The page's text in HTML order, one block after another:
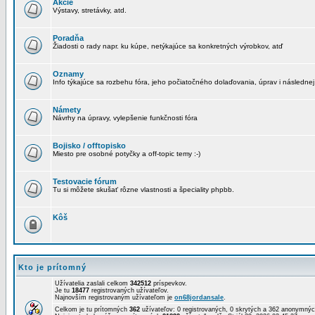
Akcie
Výstavy, stretávky, atd.
Poradňa
Žiadosti o rady napr. ku kúpe, netýkajúce sa konkretných výrobkov, atď
Oznamy
Info týkajúce sa rozbehu fóra, jeho počiatočného dolaďovania, úprav i následnej
Námety
Návrhy na úpravy, vylepšenie funkčnosti fóra
Bojisko / offtopisko
Miesto pre osobné potyčky a off-topic temy :-)
Testovacie fórum
Tu si môžete skušať rôzne vlastnosti a špeciality phpbb.
Kôš
Kto je prítomný
Užívatelia zaslali celkom 342512 príspevkov.
Je tu 18477 registrovaných užívateľov.
Najnovším registrovaným užívateľom je on68jordansale.
Celkom je tu prítomných 362 užívateľov: 0 registrovaných, 0 skrytých a 362